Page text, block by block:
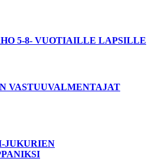
5-8- VUOTIAILLE LAPSILLE
VASTUUVALMENTAJAT
JUKURIEN